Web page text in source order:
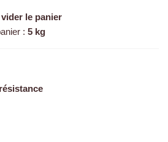
le panier
: 5 kg